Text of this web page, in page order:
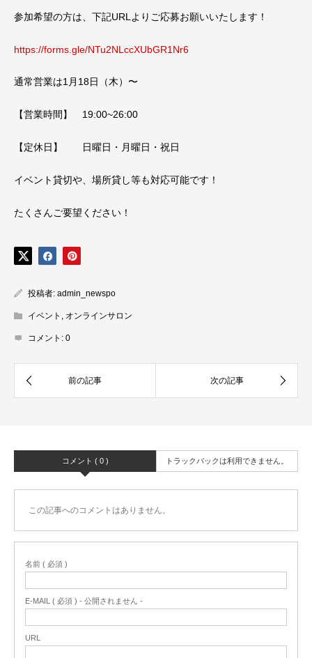
参加希望の方は、下記URLよりご応募お願いいたします！
https://forms.gle/NTu2NLccXUbGR1Nr6
通常営業は1月18日（木）〜
【営業時間】 19:00~26:00
【定休日】 日曜日・月曜日・祝日
イベント貸切や、場所貸し等も対応可能です！
たくさんご要望ください！
投稿者: admin_newspo
イベント オンラインサロン
コメント: 0
コメント ( 0 ) トラックバックは利用できません。
この記事へのコメントはありません。
名前 ( 必須 )
E-MAIL ( 必須 ) - 公開されません -
URL